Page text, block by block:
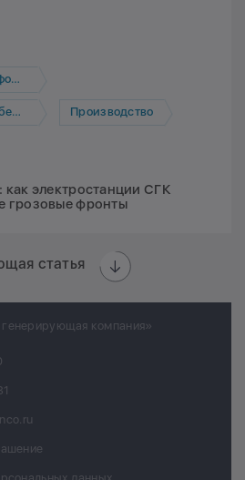
Производство
электростанции СГК
грозовые фронты
статья
компания»